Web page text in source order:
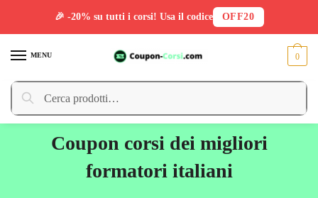
MENU
Cerca:
Cerca
0
Coupon corsi dei migliori
formatori italiani
🎉 -20% su tutti i corsi! Usa il codice OFF20